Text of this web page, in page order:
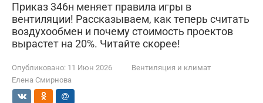
Приказ 346н меняет правила игры в
вентиляции! Рассказываем, как теперь считать
воздухообмен и почему стоимость проектов
вырастет на 20%. Читайте скорее!
Опубликовано: 11 Июн 2026
Вентиляция и климат
Елена Смирнова